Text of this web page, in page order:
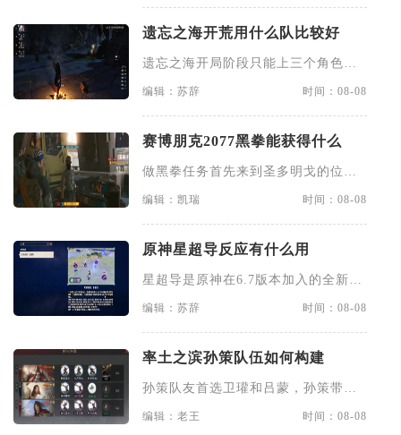
遗忘之海开荒用什么队比较好
遗忘之海开局阶段只能上三个角色，
编辑：苏辞 时间：08-08
赛博朋克2077黑拳能获得什么
做黑拳任务首先来到圣多明戈的位
编辑：凯瑞 时间：08-08
原神星超导反应有什么用
星超导是原神在6.7版本加入的全新元
编辑：苏辞 时间：08-08
率土之滨孙策队伍如何构建
孙策队友首选卫瓘和吕蒙，孙策带先
编辑：老王 时间：08-08